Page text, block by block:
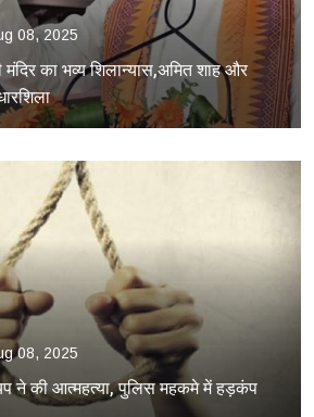
08, 2025
मंदिर का भव्य शिलान्यास,अमित शाह और
08, 2025
ने की आत्महत्या, पुलिस महकमे में हड़कंप